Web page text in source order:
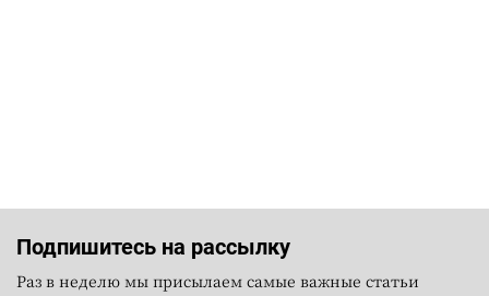
Подпишитесь на рассылку
Раз в неделю мы присылаем самые важные статьи